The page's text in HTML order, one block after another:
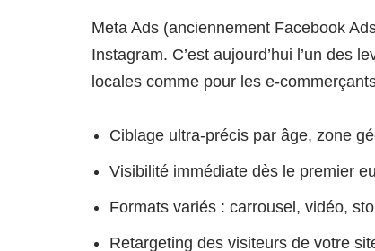
Meta Ads (anciennement Facebook
Instagram. C’est aujourd’hui l’un des
locales comme pour les e-
Ciblage ultra-précis par âge, zone
Visibilité immédiate dès le premier
Formats variés : carrousel, vidéo,
Retargeting des visiteurs de votre